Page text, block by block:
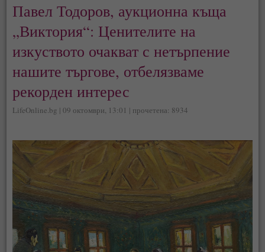
Павел Тодоров, аукционна къща
„Виктория“: Ценителите на
изкуството очакват с нетърпение
нашите търгове, отбелязваме
рекорден интерес
LifeOnline.bg | 09 октомври, 13:01 | прочетена: 8934